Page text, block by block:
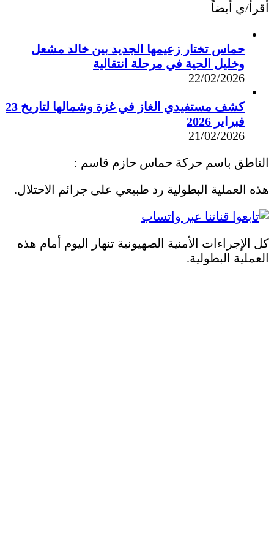
أقرأ/ي أيضاً
حماس تختار زعيمها الجديد بين خالد مشعل
وخليل الحية في مرحلة انتقالية
22/02/2026
كشف مستفيدي الغاز في غزة وشمالها لتاريخ 23
فبراير 2026
21/02/2026
الناطق باسم حركة حماس حازم قاسم :
هذه العملية البطولية رد طبيعي على جرائم الاحتلال.
كل الإجراءات الأمنية الصهيونية تنهار اليوم أمام هذه
العملية البطولية.